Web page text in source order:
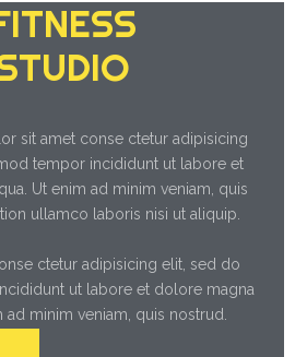
sit amet conse ctetur adipisicing
tempor incididunt ut labore et
Ut enim ad minim veniam, quis
ullamco laboris nisi ut aliquip.
ctetur adipisicing elit, sed do
ut labore et dolore magna
ad minim veniam, quis nostrud.